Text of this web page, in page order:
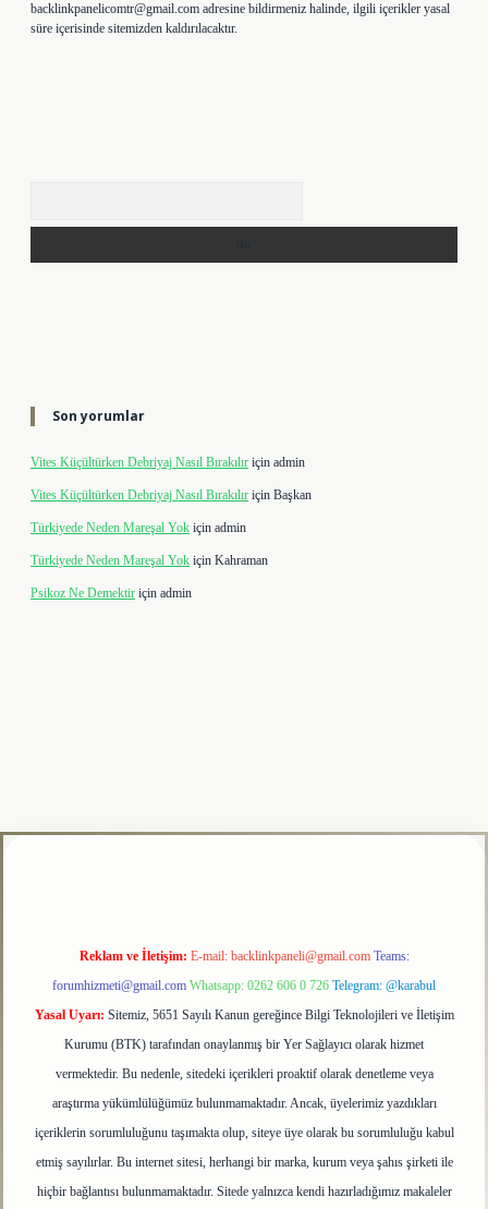
backlinkpanelicomtr@gmail.com adresine bildirmeniz halinde, ilgili içerikler yasal
süre içerisinde sitemizden kaldırılacaktır.
Son yorumlar
Vites Küçültürken Debriyaj Nasıl Bırakılır için admin
Vites Küçültürken Debriyaj Nasıl Bırakılır için Başkan
Türkiyede Neden Mareşal Yok için admin
Türkiyede Neden Mareşal Yok için Kahraman
Psikoz Ne Demektir için admin
Reklam ve İletişim: E-mail: backlinkpaneli@gmail.com Teams:
forumhizmeti@gmail.com Whatsapp: 0262 606 0 726 Telegram: @karabul
Yasal Uyarı: Sitemiz, 5651 Sayılı Kanun gereğince Bilgi Teknolojileri ve İletişim
Kurumu (BTK) tarafından onaylanmış bir Yer Sağlayıcı olarak hizmet
vermektedir. Bu nedenle, sitedeki içerikleri proaktif olarak denetleme veya
araştırma yükümlülüğümüz bulunmamaktadır. Ancak, üyelerimiz yazdıkları
içeriklerin sorumluluğunu taşımakta olup, siteye üye olarak bu sorumluluğu kabul
etmiş sayılırlar. Bu internet sitesi, herhangi bir marka, kurum veya şahıs şirketi ile
hiçbir bağlantısı bulunmamaktadır. Sitede yalnızca kendi hazırladığımız makaleler